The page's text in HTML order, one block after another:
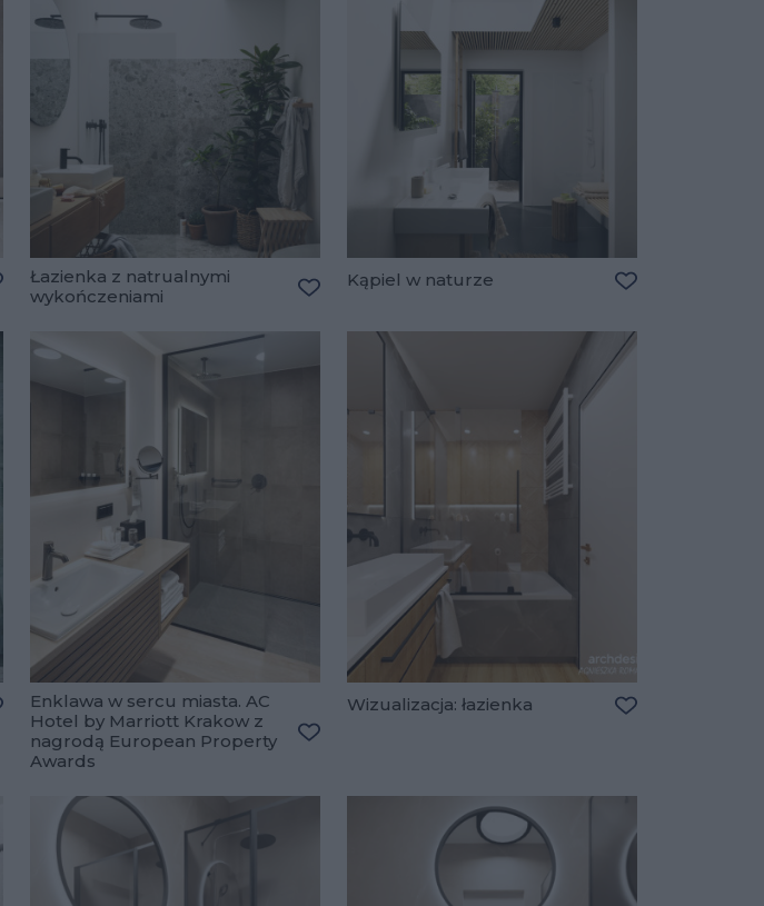
Dodaj do ulubionych
Łazienka z natrualnymi
wykończeniami
Kąpiel w naturze
Dodaj do ulubionych
Enklawa w sercu miasta. AC
Hotel by Marriott Krakow z
nagrodą European Property
Awards
Wizualizacja: łazienka